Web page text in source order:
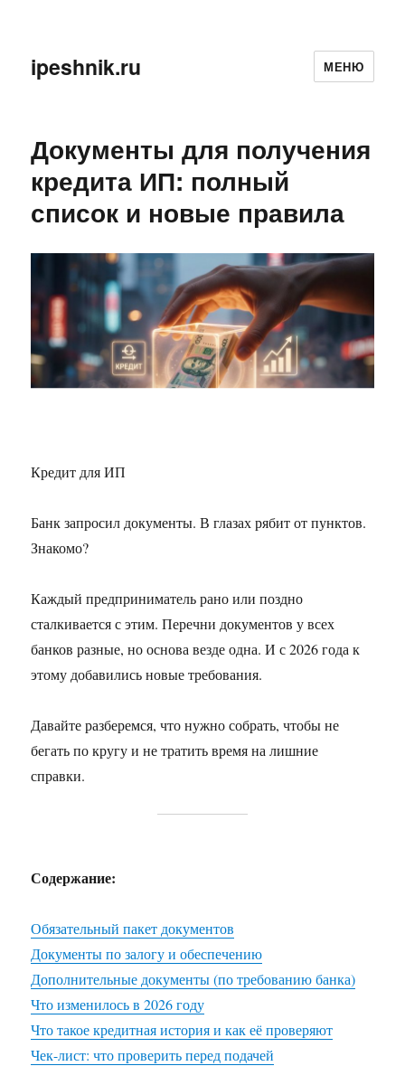
ipeshnik.ru МЕНЮ
Документы для получения
кредита ИП: полный
список и новые правила
Кредит для ИП
Банк запросил документы. В глазах рябит от пунктов.
Знакомо?
Каждый предприниматель рано или поздно
сталкивается с этим. Перечни документов у всех
банков разные, но основа везде одна. И с 2026 года к
этому добавились новые требования.
Давайте разберемся, что нужно собрать, чтобы не
бегать по кругу и не тратить время на лишние
справки.
Содержание:
Обязательный пакет документов
Документы по залогу и обеспечению
Дополнительные документы (по требованию банка)
Что изменилось в 2026 году
Что такое кредитная история и как её проверяют
Чек-лист: что проверить перед подачей